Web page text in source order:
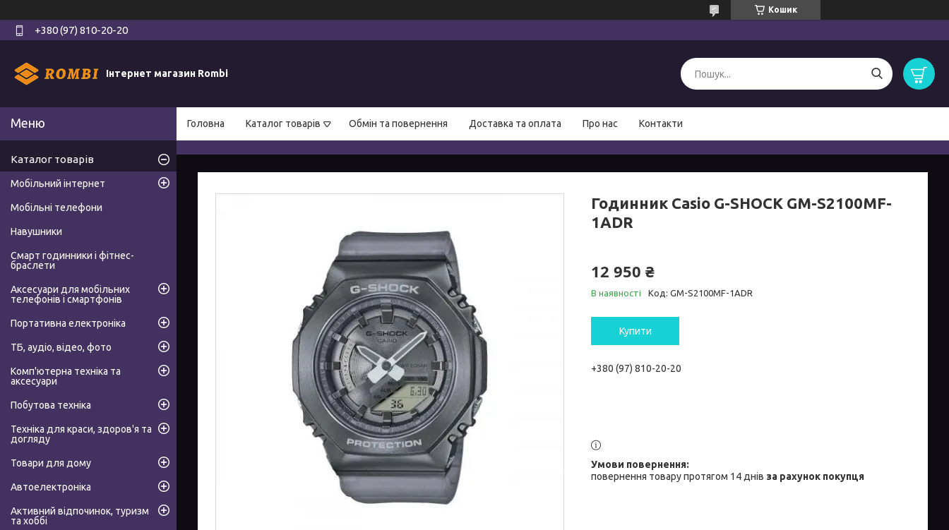
Кошик
+380 (97) 810-20-20
Інтернет магазин Rombi
Головна Каталог товарів Обмін та повернення Доставка та оплата Про нас Контакти
Годинник Casio G-SHOCK GM-S2100MF-
1ADR
12 950 ₴
В наявності Код: GM-S2100MF-1ADR
Купити
+380 (97) 810-20-20
повернення товару протягом 14 днів за рахунок покупця
Каталог товарів
Мобільний інтернет
Мобільні телефони
Навушники
Смарт годинники і фітнес-
браслети
Аксесуари для мобільних
телефонів і смартфонів
Портативна електроніка
ТБ, аудіо, відео, фото
Комп'ютерна техніка та
аксесуари
Побутова техніка
Техніка для краси, здоров'я та
догляду
Товари для дому
Автоелектроніка
Активний відпочинок, туризм
та хоббі